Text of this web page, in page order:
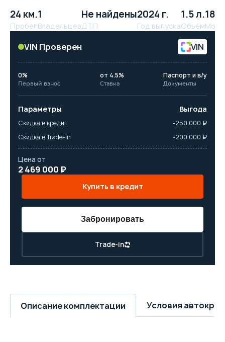
24 км.
Пробег
1
Владельцев
Не найдены
ДТП
2024 г.
Год выпуска
1.5 л.
Объём
181
VIN Проверен VIN
0%
Первый взнос
от 4.5%
Ставка
Паспорт и в/у
Документы
Параметры Выгода
Скидка в кредит
-250 000 ₽
Скидка в Trade-in
-200 000 ₽
Цена от
2 469 000 ₽
Купить в кредит
Trade-in
Забронировать
Описание комплектации Условия